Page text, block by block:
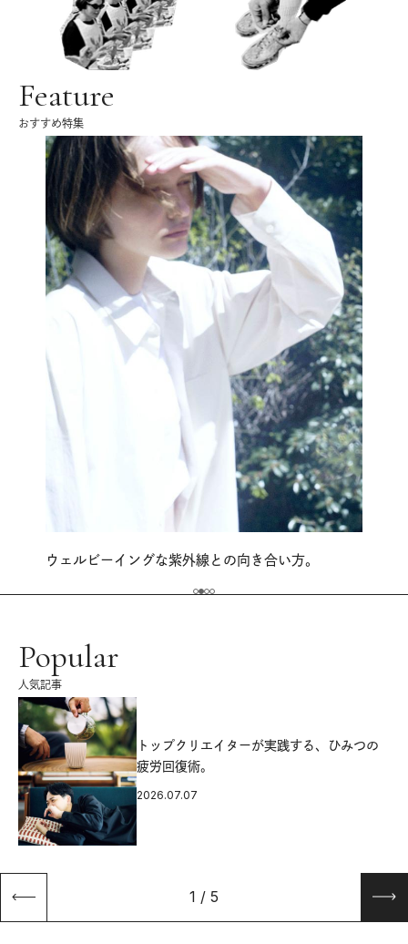
Feature
おすすめ特集
ウェルビーイングな紫外線との向き合い方。
Popular
人気記事
トップクリエイターが実践する、ひみつの
疲労回復術。
2026.07.07
1 / 5